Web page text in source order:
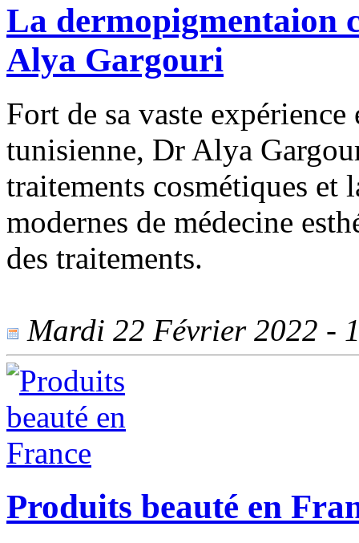
La dermopigmentaion
Alya Gargouri
Fort de sa vaste
tunisienne, Dr Alya
traitements cosmétiques et
modernes de médecine
des traitements.
Mardi 22 Février 2022 -
Produits beauté en